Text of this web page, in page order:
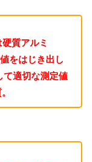
質アルミ
をはじき出し
て適切な測定値